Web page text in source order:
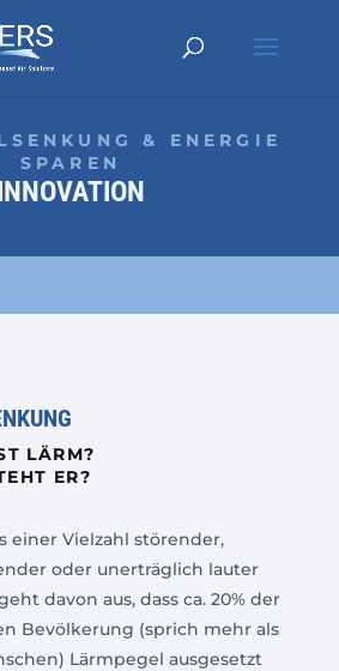
& ENERGIE
SPAREN
LÄRM?
ER?
einer Vielzahl störender,
oder unerträglich lauter
davon aus, dass ca. 20% der
Bevölkerung (sprich mehr als
Lärmpegel ausgesetzt